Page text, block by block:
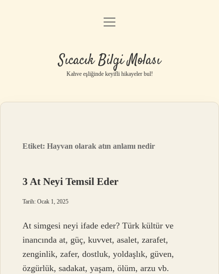
Anasayfa
Yasal Uyarı
menüyü
Sıcacık Bilgi Molası
Kahve eşliğinde keyifli hikayeler bul!
Etiket:Hayvan olarak atın anlamı nedir
3 At Neyi Temsil Eder
Tarih: Ocak 1, 2025
At simgesi neyi ifade eder? Türk kültür ve
inancında at, güç, kuvvet, asalet, zarafet,
zenginlik, zafer, dostluk, yoldaşlık, güven,
özgürlük, sadakat, yaşam, ölüm, arzu vb.